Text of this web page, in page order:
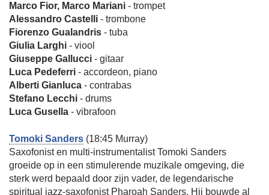
Marco Fior, Marco Mariani - trompet
Alessandro Castelli - trombone
Fiorenzo Gualandris - tuba
Giulia Larghi - viool
Giuseppe Gallucci - gitaar
Luca Pedeferri - accordeon, piano
Alberti Gianluca - contrabas
Stefano Lecchi - drums
Luca Gusella - vibrafoon
Tomoki Sanders (18:45 Murray)
Saxofonist en multi-instrumentalist Tomoki Sanders
groeide op in een stimulerende muzikale omgeving, die
sterk werd bepaald door zijn vader, de legendarische
spiritual jazz-saxofonist Pharoah Sanders. Hij bouwde al